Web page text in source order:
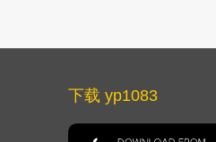
下载 yp1083